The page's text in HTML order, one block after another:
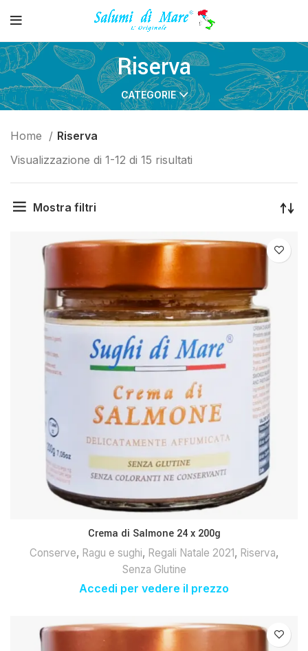
Riserva
CATEGORIE
Home
Riserva
Visualizzazione di 1-12 di 15 risultati
Mostra filtri
Crema di Salmone 24 x 200g
Conserve, Ragu e sughi, Regali Natale 2021, Riserva,
Senza Glutine
Accedi per vedere il prezzo